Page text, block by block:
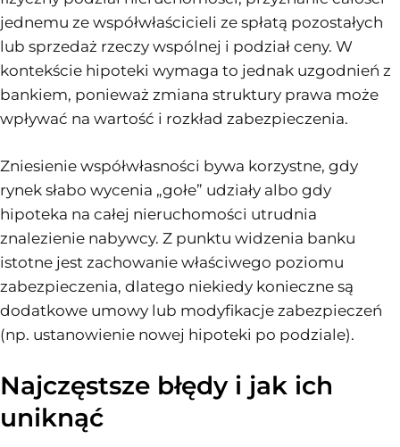
jednemu ze współwłaścicieli ze spłatą pozostałych
lub sprzedaż rzeczy wspólnej i podział ceny. W
kontekście hipoteki wymaga to jednak uzgodnień z
bankiem, ponieważ zmiana struktury prawa może
wpływać na wartość i rozkład zabezpieczenia.
Zniesienie współwłasności bywa korzystne, gdy
rynek słabo wycenia „gołe” udziały albo gdy
hipoteka na całej nieruchomości utrudnia
znalezienie nabywcy. Z punktu widzenia banku
istotne jest zachowanie właściwego poziomu
zabezpieczenia, dlatego niekiedy konieczne są
dodatkowe umowy lub modyfikacje zabezpieczeń
(np. ustanowienie nowej hipoteki po podziale).
Najczęstsze błędy i jak ich
uniknąć